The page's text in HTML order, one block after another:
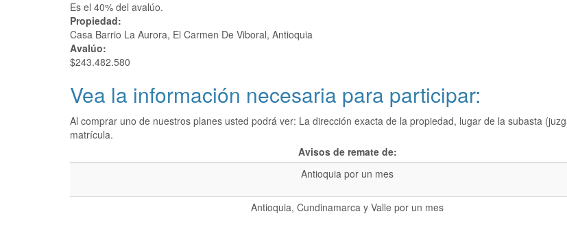
Es el 40% del avalúo.
Propiedad:
Casa Barrio La Aurora, El Carmen De Viboral, Antioquia
Avalúo:
$243.482.580
Vea la información necesaria para participar:
Al comprar uno de nuestros planes usted podrá ver: La dirección exacta de la propiedad, lugar de la subasta
matrícula.
Avisos de remate de:
Antioquia por un mes
Antioquia, Cundinamarca y Valle por un mes